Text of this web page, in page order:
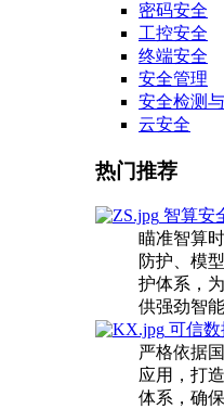
密码安全
工控安全
终端安全
安全管理
安全检测
云安全
热门推荐
智算安
瞄准智算
防护、模
护体系，
供强劲智能
可信
严格依据
应用，打
体系，确